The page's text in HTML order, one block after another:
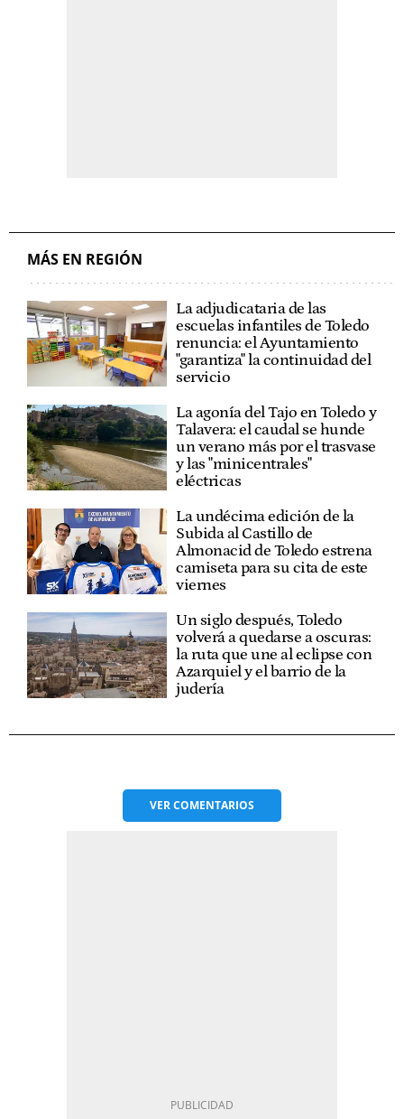
MÁS EN REGIÓN
La adjudicataria de las
escuelas infantiles de Toledo
renuncia: el Ayuntamiento
"garantiza" la continuidad del
servicio
La agonía del Tajo en Toledo y
Talavera: el caudal se hunde
un verano más por el trasvase
y las "minicentrales"
eléctricas
La undécima edición de la
Subida al Castillo de
Almonacid de Toledo estrena
camiseta para su cita de este
viernes
Un siglo después, Toledo
volverá a quedarse a oscuras:
la ruta que une al eclipse con
Azarquiel y el barrio de la
judería
VERCOMENTARIOS